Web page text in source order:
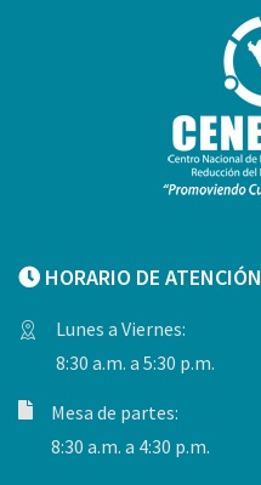
HORARIO DE ATENCIÓN
Lunes a Viernes:
8:30 a.m. a 5:30 p.m.
Mesa de partes:
8:30 a.m. a 4:30 p.m.